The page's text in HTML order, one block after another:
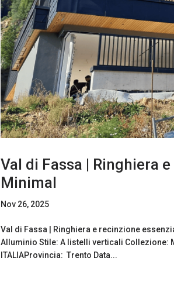
Val di Fassa | Ringhiera
Minimal
Nov 26, 2025
Val di Fassa | Ringhiera e recinzione
Alluminio Stile: A listelli verticali
ITALIAProvincia: Trento Data...